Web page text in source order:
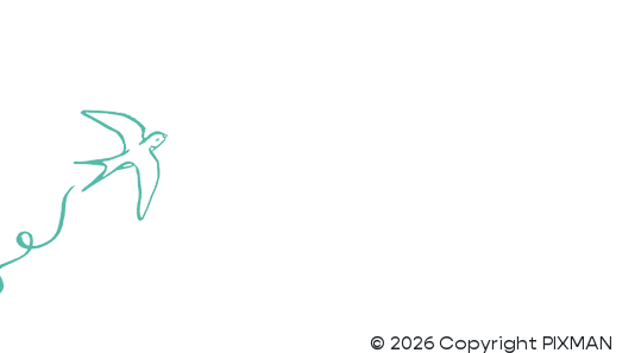
© 2026 Copyright PIXMAN